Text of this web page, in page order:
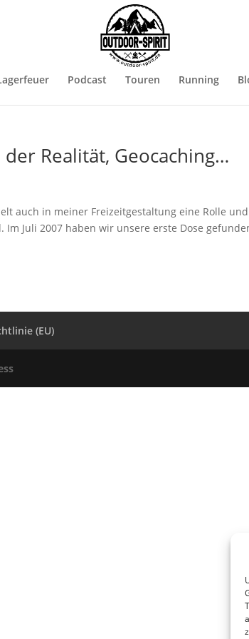
Podcast Touren Running
Realität, Geocaching…
auch in meiner Freizeitgestaltung eine Rolle
Juli 2007 haben wir unsere erste Dose
(EU)